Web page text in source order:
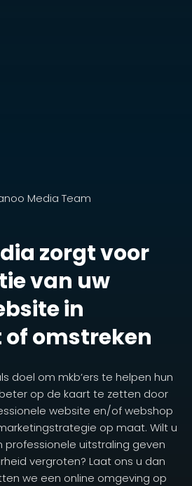
zorgt voor
van uw
in
of omstreken
doel om mkb’ers te helpen hun
op de kaart te zetten door
website en/of webshop
op maat. Wilt u
professionele uitstraling geven
vergroten? Laat ons u dan
we een online omgeving op